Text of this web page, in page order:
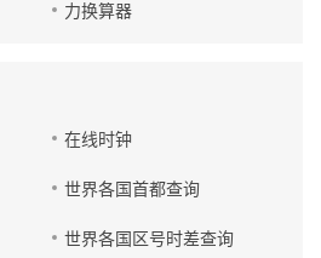
力换算器
在线时钟
世界各国首都查询
世界各国区号时差查询